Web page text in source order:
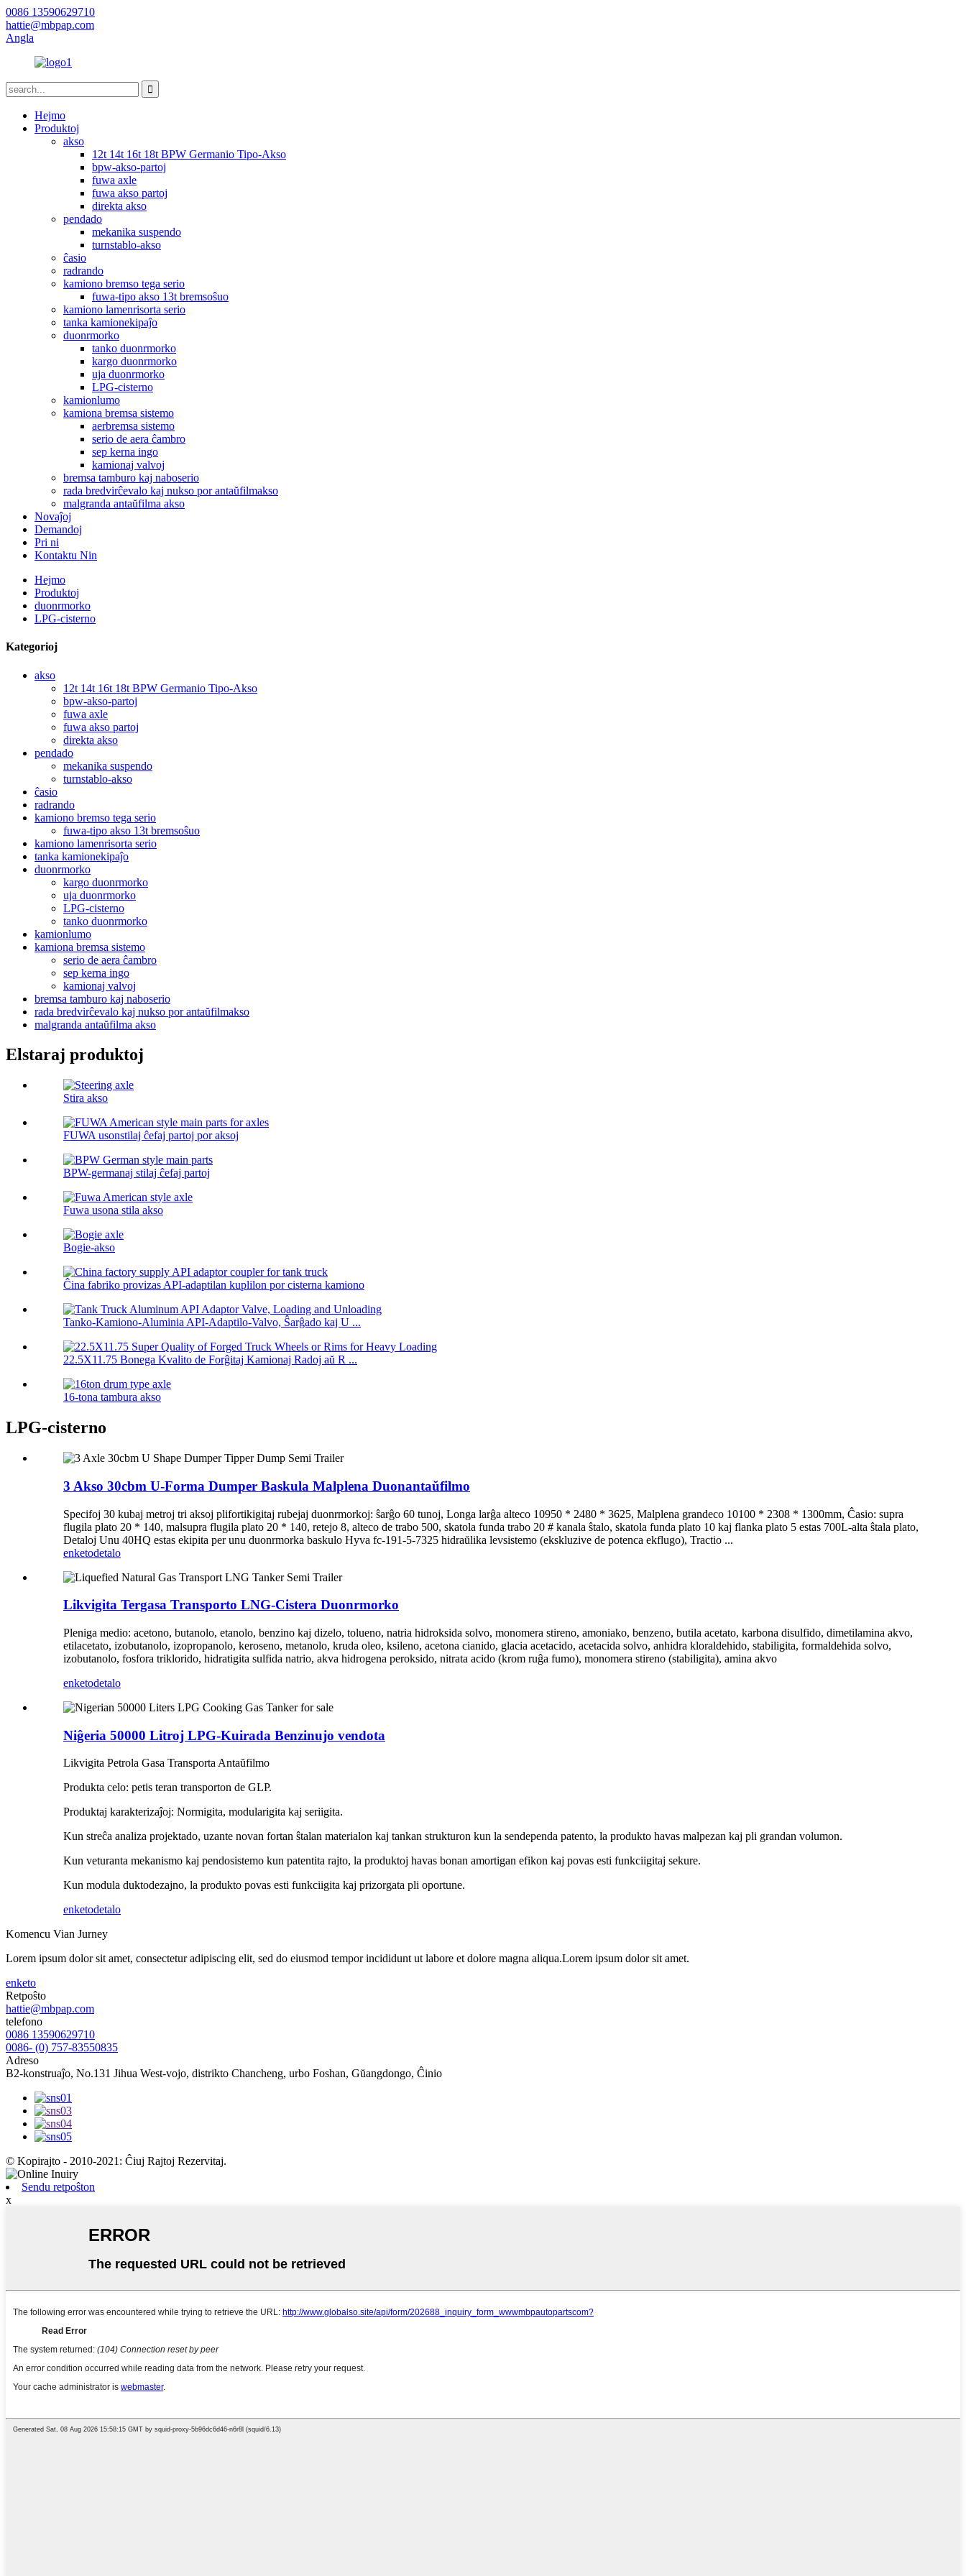
0086 13590629710
hattie@mbpap.com
Angla
Hejmo
Produktoj
akso
12t 14t 16t 18t BPW Germanio Tipo-Akso
bpw-akso-partoj
fuwa axle
fuwa akso partoj
direkta akso
pendado
mekanika suspendo
turnstablo-akso
ĉasio
radrando
kamiono bremso tega serio
fuwa-tipo akso 13t bremsoŝuo
kamiono lamenrisorta serio
tanka kamionekipaĵo
duonrmorko
tanko duonrmorko
kargo duonrmorko
uja duonrmorko
LPG-cisterno
kamionlumo
kamiona bremsa sistemo
aerbremsa sistemo
serio de aera ĉambro
sep kerna ingo
kamionaj valvoj
bremsa tamburo kaj naboserio
rada bredvirĉevalo kaj nukso por antaŭfilmakso
malgranda antaŭfilma akso
Novaĵoj
Demandoj
Pri ni
Kontaktu Nin
Hejmo
Produktoj
duonrmorko
LPG-cisterno
Kategorioj
akso
12t 14t 16t 18t BPW Germanio Tipo-Akso
bpw-akso-partoj
fuwa axle
fuwa akso partoj
direkta akso
pendado
mekanika suspendo
turnstablo-akso
ĉasio
radrando
kamiono bremso tega serio
fuwa-tipo akso 13t bremsoŝuo
kamiono lamenrisorta serio
tanka kamionekipaĵo
duonrmorko
kargo duonrmorko
uja duonrmorko
LPG-cisterno
tanko duonrmorko
kamionlumo
kamiona bremsa sistemo
serio de aera ĉambro
sep kerna ingo
kamionaj valvoj
bremsa tamburo kaj naboserio
rada bredvirĉevalo kaj nukso por antaŭfilmakso
malgranda antaŭfilma akso
Elstaraj produktoj
Stira akso
FUWA usonstilaj ĉefaj partoj por aksoj
BPW-germanaj stilaj ĉefaj partoj
Fuwa usona stila akso
Bogie-akso
Ĉina fabriko provizas API-adaptilan kuplilon por cisterna kamiono
Tanko-Kamiono-Aluminia API-Adaptilo-Valvo, Ŝarĝado kaj U ...
22.5X11.75 Bonega Kvalito de Forĝitaj Kamionaj Radoj aŭ R ...
16-tona tambura akso
LPG-cisterno
3 Akso 30cbm U-Forma Dumper Baskula Malplena Duonantaŭfilmo
Specifoj 30 kubaj metroj tri aksoj plifortikigitaj rubejaj duonrmorkoj: ŝarĝo 60 tunoj, Longa larĝa alteco 10950 * 2480 * 3625, Malplena grandeco 10100 * 2308 * 1300mm, Ĉasio: supra
flugila plato 20 * 140, malsupra flugila plato 20 * 140, retejo 8, alteco de trabo 500, skatola funda trabo 20 # kanala ŝtalo, skatola funda plato 10 kaj flanka plato 5 estas 700L-alta ŝtala plato,
Detaloj Unu 40HQ estas ekipita per unu duonrmorka baskulo Hyva fc-191-5-7325 hidraŭlika levsistemo (ekskluzive de potenca ekflugo), Tractio ...
enketodetalo
Likvigita Tergasa Transporto LNG-Cistera Duonrmorko
Pleniga medio: acetono, butanolo, etanolo, benzino kaj dizelo, tolueno, natria hidroksida solvo, monomera stireno, amoniako, benzeno, butila acetato, karbona disulfido, dimetilamina akvo,
etilacetato, izobutanolo, izopropanolo, keroseno, metanolo, kruda oleo, ksileno, acetona cianido, glacia acetacido, acetacida solvo, anhidra kloraldehido, stabiligita, formaldehida solvo,
izobutanolo, fosfora triklorido, hidratigita sulfida natrio, akva hidrogena peroksido, nitrata acido (krom ruĝa fumo), monomera stireno (stabiligita), amina akvo
enketodetalo
Niĝeria 50000 Litroj LPG-Kuirada Benzinujo vendota
Likvigita Petrola Gasa Transporta Antaŭfilmo
Produkta celo: petis teran transporton de GLP.
Produktaj karakterizaĵoj: Normigita, modularigita kaj seriigita.
Kun streĉa analiza projektado, uzante novan fortan ŝtalan materialon kaj tankan strukturon kun la sendependa patento, la produkto havas malpezan kaj pli grandan volumon.
Kun veturanta mekanismo kaj pendosistemo kun patentita rajto, la produktoj havas bonan amortigan efikon kaj povas esti funkciigitaj sekure.
Kun modula duktodezajno, la produkto povas esti funkciigita kaj prizorgata pli oportune.
enketodetalo
Komencu Vian Jurney
Lorem ipsum dolor sit amet, consectetur adipiscing elit, sed do eiusmod tempor incididunt ut labore et dolore magna aliqua.Lorem ipsum dolor sit amet.
enketo
Retpoŝto
hattie@mbpap.com
telefono
0086 13590629710
0086- (0) 757-83550835
Adreso
B2-konstruaĵo, No.131 Jihua West-vojo, distrikto Chancheng, urbo Foshan, Gŭangdongo, Ĉinio
© Kopirajto - 2010-2021: Ĉiuj Rajtoj Rezervitaj.
Sendu retpoŝton
x